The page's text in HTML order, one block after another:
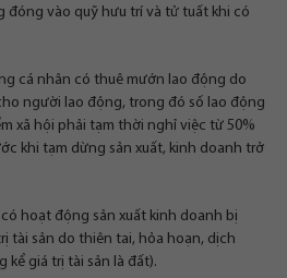
đóng vào quỹ hưu trí và tử tuất khi có
cá nhân có thuê mướn lao động do
người lao động, trong đó số lao động
xã hội phải tạm thời nghỉ việc từ 50%
khi tạm dừng sản xuất, kinh doanh trở
hoạt động sản xuất kinh doanh bị
tài sản do thiên tai, hỏa hoạn, dịch
kể giá trị tài sản là đất).